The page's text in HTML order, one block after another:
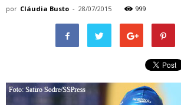
por Cláudia Busto - 28/07/2015 999